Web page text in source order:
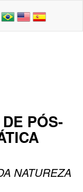
PÓS-
NATUREZA